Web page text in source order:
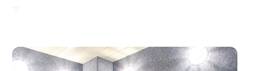
◆水風呂
サウナとの交互浴を繰り返すことで新陳代謝が高まりま